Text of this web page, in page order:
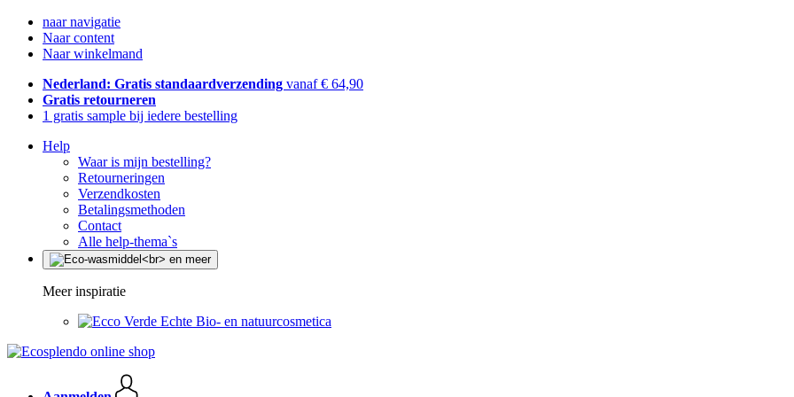
naar navigatie
Naar content
Naar winkelmand
Nederland: Gratis standaardverzending vanaf € 64,90
Gratis retourneren
1 gratis sample bij iedere bestelling
Help
Waar is mijn bestelling?
Retourneringen
Verzendkosten
Betalingsmethoden
Contact
Alle help-thema`s
Meer inspiratie
Echte Bio- en natuurcosmetica